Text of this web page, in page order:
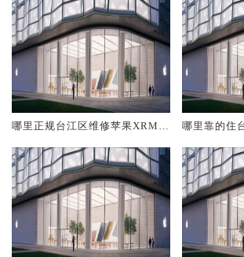
哪里正规台江区维修苹果XRMa
哪里靠的住